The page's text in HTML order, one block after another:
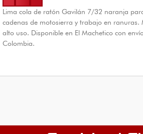
Lima cola de ratón Gavilán 7/32 naranja
cadenas de motosierra y trabajo en ranuras.
alto uso. Disponible en El Machetico con
Colombia.